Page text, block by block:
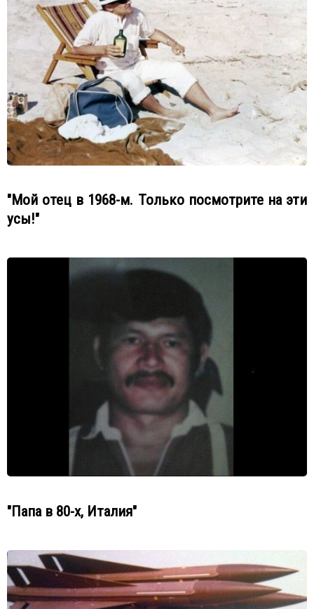
"Мой отец в 1968-м. Только посмотрите на эти
усы!"
"Папа в 80-х, Италия"